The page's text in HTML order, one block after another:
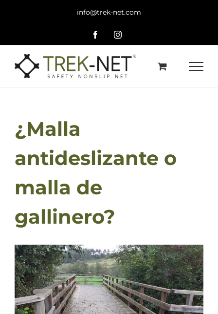
info@trek-net.com
FacebookInstagram
¿Malla
antideslizante o
malla de
gallinero?
Ver
imagen
más
grande